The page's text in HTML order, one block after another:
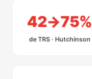
42→75%
de TRS · Hutchinson